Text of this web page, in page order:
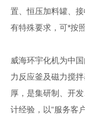
置、恒压加料罐、
有特殊要求，可*按
威海环宇化机为中
力反应釜及磁力搅
厚，是集研制、开
计经验，以“服务客